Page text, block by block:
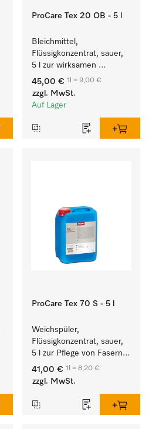
ProCare Tex 20 OB - 5 l
Bleichmittel,
Flüssigkonzentrat, sauer,
5 l zur wirksamen
Entfernung von
hartnäckigen Flecken.
45,00 € 1l = 9,00 €
zzgl. MwSt.
Auf Lager
ProCare Tex 70 S - 5 l
Weichspüler,
Flüssigkonzentrat, sauer,
5 l zur Pflege von Fasern
für eine langfristige
Geschmeidigkeit der
41,00 € 1l = 8,20 €
zzgl. MwSt.